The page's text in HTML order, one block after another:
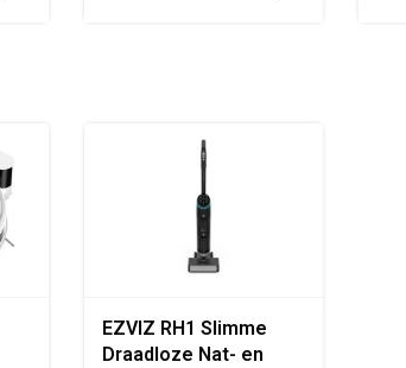
EZVIZ RH1 Slimme
Draadloze Nat- en